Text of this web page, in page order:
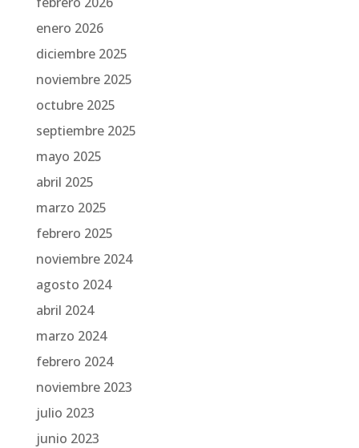
enero 2026
diciembre 2025
noviembre 2025
octubre 2025
septiembre 2025
mayo 2025
abril 2025
marzo 2025
febrero 2025
noviembre 2024
agosto 2024
abril 2024
marzo 2024
febrero 2024
noviembre 2023
julio 2023
junio 2023